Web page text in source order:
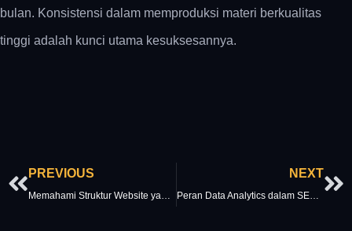
bulan. Konsistensi dalam memproduksi materi berkualitas
tinggi adalah kunci utama kesuksesannya.
Prev
PREVIOUS
Memahami Struktur Website yang Efektif untuk SEO Jangka Panjang
NEXT
Peran Data Analytics dalam SEO Untuk Mengoptimalkan Strategi